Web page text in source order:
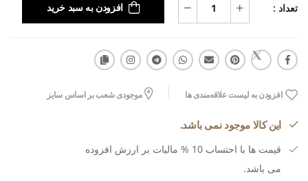
تعداد : افزودن به سبد خرید
افزودن به لیست علاقه‌مندی ها موجودی شعب بر اساس سایز
این کالا موجود نمی باشد.
قیمت ها با احتساب 10 % مالیات بر ارزش افزوده
می باشد.